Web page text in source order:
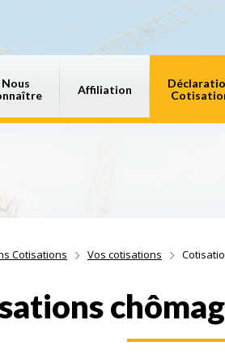
Nous
Affiliation
Cotisations Vos cotisations